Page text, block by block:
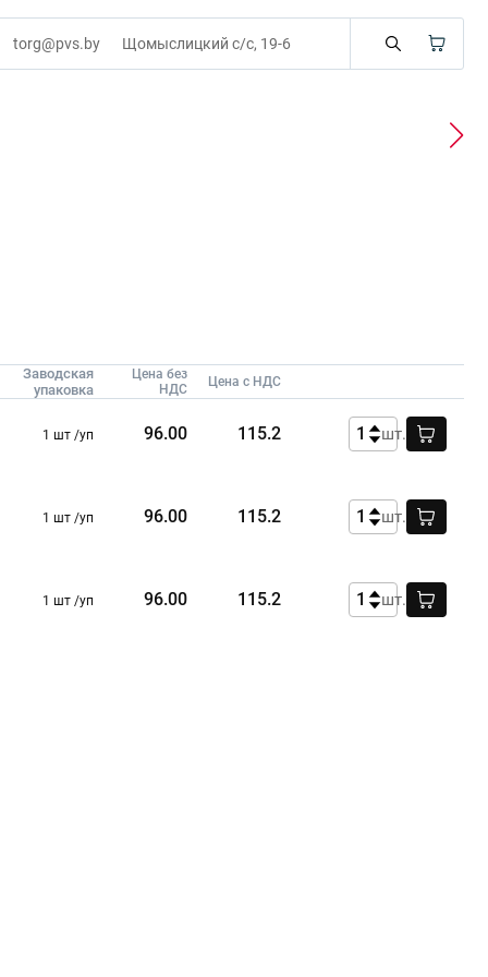
torg@pvs.by Щомыслицкий с/с, 19-6
Заводская
упаковка
Цена без
НДС
Цена с НДС
1 шт /уп 96.00 115.2 шт.
1 шт /уп 96.00 115.2 шт.
1 шт /уп 96.00 115.2 шт.